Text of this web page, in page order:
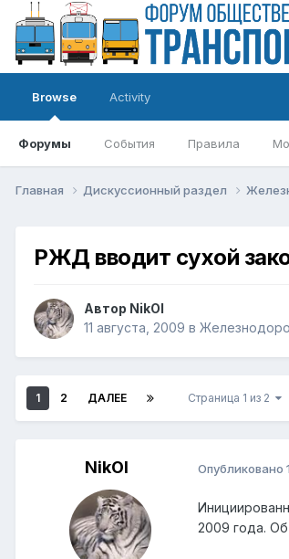
Browse
Форумы События Правила
Activity
Главная Дискуссионный раздел
РЖД вводит сухой
Автор NikOl
11 августа, 2009 в
1 2 ДАЛЕЕ Страница 1 из 2
NikOl Опубликовано
2009 года.